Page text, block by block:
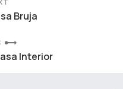
Bruja
Interior